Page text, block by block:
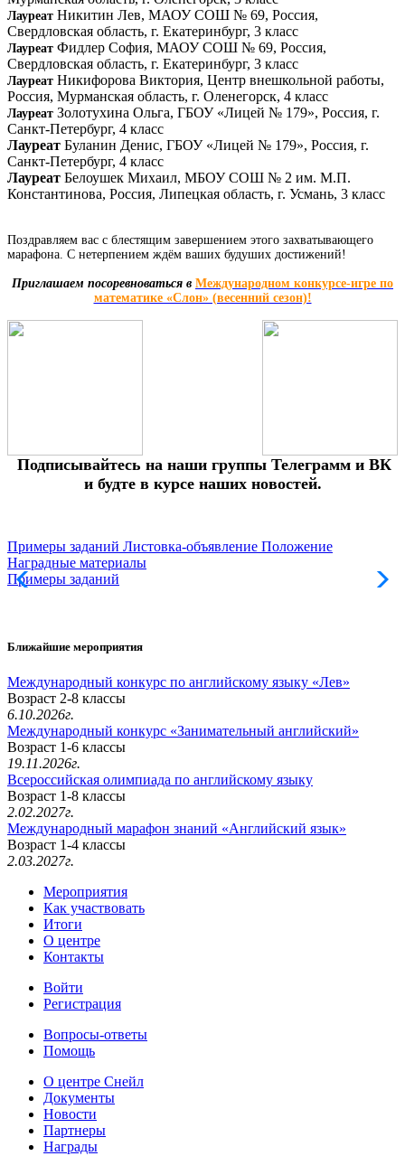
Лауреат Никитин Лев, МАОУ СОШ № 69, Россия,
Свердловская область, г. Екатеринбург, 3 класс
Лауреат Фидлер София, МАОУ СОШ № 69, Россия,
Свердловская область, г. Екатеринбург, 3 класс
Лауреат Никифорова Виктория, Центр внешкольной работы,
Россия, Мурманская область, г. Оленегорск, 4 класс
Лауреат Золотухина Ольга, ГБОУ «Лицей № 179», Россия, г.
Санкт-Петербург, 4 класс
Лауреат Буланин Денис, ГБОУ «Лицей № 179», Россия, г.
Санкт-Петербург, 4 класс
Лауреат Белоушек Михаил, МБОУ СОШ № 2 им. М.П.
Константинова, Россия, Липецкая область, г. Усмань, 3 класс​
Поздравляем вас с блестящим завершением этого захватывающего
марафона. С нетерпением ждём ваших будуших достижений!
Приглашаем посоревноваться в Международном конкурсе-игре по
математике «Слон» (весенний сезон)!
Подписывайтесь на наши группы Телеграмм и ВК
и будте в курсе наших новостей.
Примеры заданий Листовка-объявление Положение
Наградные материалы
Примеры заданий
Ближайшие мероприятия
Международный конкурс по английскому языку «Лев»
Возраст 2-8 классы
6.10.2026г.
Международный конкурс «Занимательный английский»
Возраст 1-6 классы
19.11.2026г.
Всероссийская олимпиада по английскому языку
Возраст 1-8 классы
2.02.2027г.
Международный марафон знаний «Английский язык»
Возраст 1-4 классы
2.03.2027г.
Мероприятия
Как участвовать
Итоги
О центре
Контакты
Войти
Регистрация
Вопросы-ответы
Помощь
О центре Снейл
Документы
Новости
Партнеры
Награды